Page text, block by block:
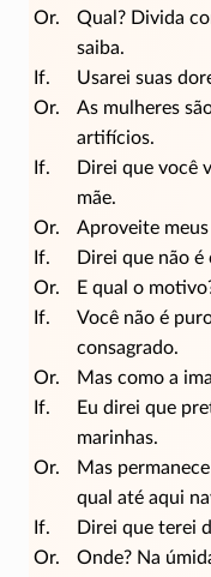
Or.
Qual? Divida
saiba.
If.
Usarei suas
Or.
As mulheres
artifícios.
If.
Direi que você
mãe.
Or.
Aproveite
If. Direi que não
Or.
E qual o
If.
Você não é
consagrado.
Or.
Mas como a
If.
Eu direi que
marinhas.
Or.
Mas
qual até aqui
If.
Direi que terei
Or.
Onde? Na